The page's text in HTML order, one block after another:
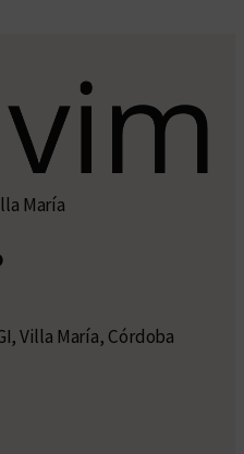
María
Villa María, Córdoba